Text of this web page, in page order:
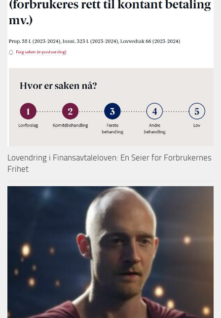
Lovendring i Finansavtaleloven: En Seier for Forbrukernes
Frihet